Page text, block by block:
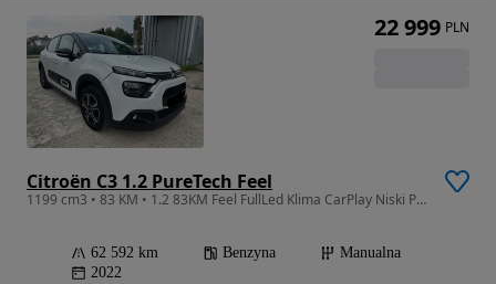
Citroën C3 1.2 PureTech Feel
1199 cm3 • 83 KM • 1.2 83KM Feel FullLed Klima CarPlay Niski Przebieg
62 592 km Benzyna
Manualna
2022
22 999 PLN